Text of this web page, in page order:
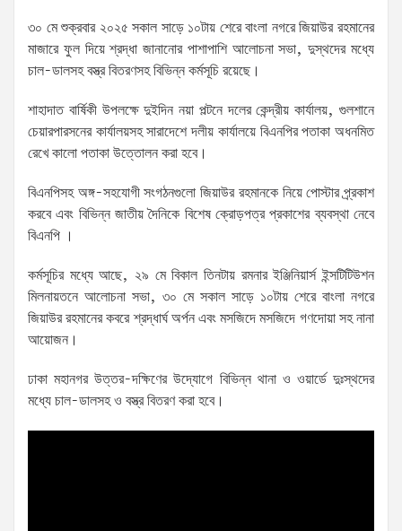
৩০ মে শুক্রবার ২০২৫ সকাল সাড়ে ১০টায় শেরে বাংলা নগরে জিয়াউর রহমানের
মাজারে ফুল দিয়ে শ্রদ্ধা জানানোর পাশাপাশি আলোচনা সভা, দুস্থদের মধ্যে
চাল-ডালসহ বস্ত্র বিতরণসহ বিভিন্ন কর্মসূচি রয়েছে।
শাহাদাত বার্ষিকী উপলক্ষে দুইদিন নয়া পল্টনে দলের কেন্দ্রীয় কার্যালয়, গুলশানে
চেয়ারপারসনের কার্যালয়সহ সারাদেশে দলীয় কার্যালয়ে বিএনপির পতাকা অধনমিত
রেখে কালো পতাকা উত্তোলন করা হবে।
বিএনপিসহ অঙ্গ-সহযোগী সংগঠনগুলো জিয়াউর রহমানকে নিয়ে পোস্টার প্র্রকাশ
করবে এবং বিভিন্ন জাতীয় দৈনিকে বিশেষ ক্রোড়পত্র প্রকাশের ব্যবস্থা নেবে
বিএনপি ।
কর্মসূচির মধ্যে আছে, ২৯ মে বিকাল তিনটায় রমনার ইঞ্জিনিয়ার্স ইন্সটিটিউশন
মিলনায়তনে আলোচনা সভা, ৩০ মে সকাল সাড়ে ১০টায় শেরে বাংলা নগরে
জিয়াউর রহমানের কবরে শ্রদ্ধার্ঘ অর্পন এবং মসজিদে মসজিদে গণদোয়া সহ নানা
আয়োজন।
ঢাকা মহানগর উত্তর-দক্ষিণের উদ্যোগে বিভিন্ন থানা ও ওয়ার্ডে দুঃস্থদের
মধ্যে চাল-ডালসহ ও বস্ত্র বিতরণ করা হবে।